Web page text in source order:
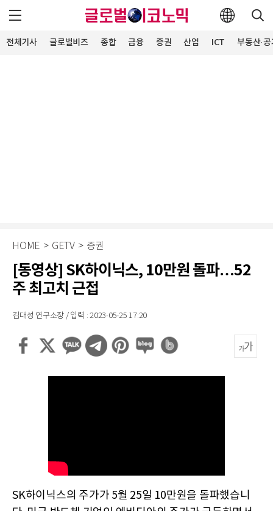
전체기사 글로벌비즈 종합 금융 증권 산업 ICT 부동산·
HOME > GETV > 증권
[동영상] SK하이닉스, 10만원 돌파…52
주 최고치 근접
김대성 연구소장 / 입력 : 2023-05-25 17:20
SK하이닉스의 주가가 5월 25일 10만원을 돌파했습니